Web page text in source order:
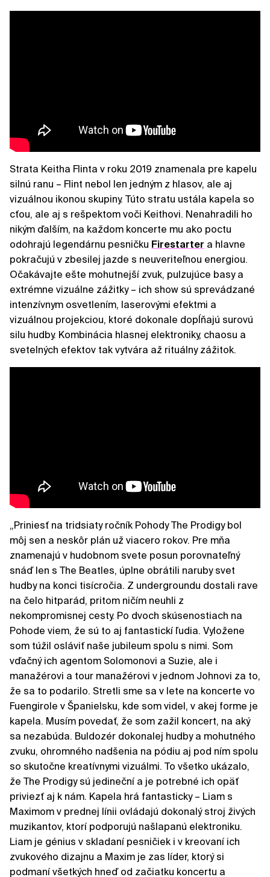
Strata Keitha Flinta v roku 2019 znamenala pre kapelu
silnú ranu – Flint nebol len jedným z hlasov, ale aj
vizuálnou ikonou skupiny. Túto stratu ustála kapela so
cťou, ale aj s rešpektom voči Keithovi. Nenahradili ho
nikým ďalším, na každom koncerte mu ako poctu
odohrajú legendárnu pesničku Firestarter a hlavne
pokračujú v zbesilej jazde s neuveriteľnou energiou.
Očakávajte ešte mohutnejší zvuk, pulzujúce basy a
extrémne vizuálne zážitky – ich show sú sprevádzané
intenzívnym osvetlením, laserovými efektmi a
vizuálnou projekciou, ktoré dokonale dopĺňajú surovú
silu hudby. Kombinácia hlasnej elektroniky, chaosu a
svetelných efektov tak vytvára až rituálny zážitok.
„Priniesť na tridsiaty ročník Pohody The Prodigy bol
môj sen a neskôr plán už viacero rokov. Pre mňa
znamenajú v hudobnom svete posun porovnateľný
snáď len s The Beatles, úplne obrátili naruby svet
hudby na konci tisícročia. Z undergroundu dostali rave
na čelo hitparád, pritom ničím neuhli z
nekompromisnej cesty. Po dvoch skúsenostiach na
Pohode viem, že sú to aj fantastickí ľudia. Vyložene
som túžil osláviť naše jubileum spolu s nimi. Som
vďačný ich agentom Solomonovi a Suzie, ale i
manažérovi a tour manažérovi v jednom Johnovi za to,
že sa to podarilo. Stretli sme sa v lete na koncerte vo
Fuengirole v Španielsku, kde som videl, v akej forme je
kapela. Musím povedať, že som zažil koncert, na aký
sa nezabúda. Buldozér dokonalej hudby a mohutného
zvuku, ohromného nadšenia na pódiu aj pod ním spolu
so skutočne kreatívnymi vizuálmi. To všetko ukázalo,
že The Prodigy sú jedineční a je potrebné ich opäť
priviezť aj k nám. Kapela hrá fantasticky – Liam s
Maximom v prednej línii ovládajú dokonalý stroj živých
muzikantov, ktorí podporujú našlapanú elektroniku.
Liam je génius v skladaní pesničiek i v kreovaní ich
zvukového dizajnu a Maxim je zas líder, ktorý si
podmaní všetkých hneď od začiatku koncertu a